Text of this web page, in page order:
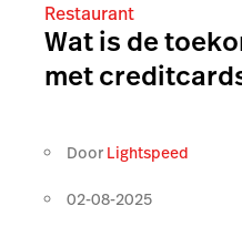
Restaurant
Wat is de
met
Door Lightspeed
02-08-2025